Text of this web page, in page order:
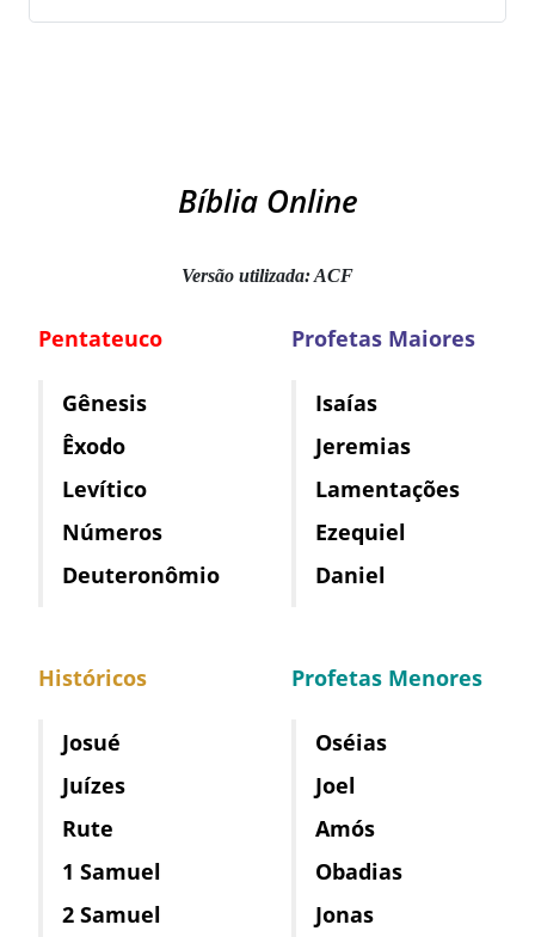
Bíblia Online
Versão utilizada: ACF
Pentateuco
Gênesis
Êxodo
Levítico
Números
Deuteronômio
Históricos
Josué
Juízes
Rute
1 Samuel
2 Samuel
Profetas Maiores
Isaías
Jeremias
Lamentações
Ezequiel
Daniel
Profetas Menores
Oséias
Joel
Amós
Obadias
Jonas